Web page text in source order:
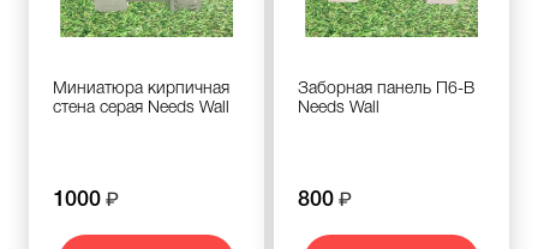
Миниатюра кирпичная
стена серая Needs Wall
1000
Заборная панель П6-В
Needs Wall
800